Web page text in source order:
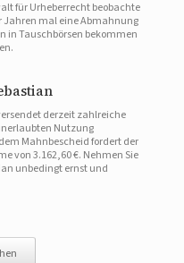
für Urheberrecht beobachte
Jahren mal eine Abmahnung
in Tauschbörsen bekommen
derzeit zahlreiche
Nutzung
Mahnbescheid fordert der
von 3.162,60 €. Nehmen Sie
unbedingt ernst und